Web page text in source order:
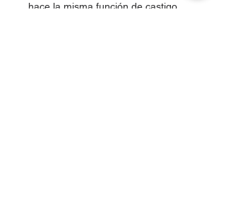
hace la misma función de castigo